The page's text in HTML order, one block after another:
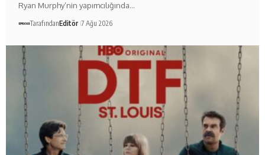
Ryan Murphy’nin yapımcılığında…
TarafındanEditör 7 Ağu 2026